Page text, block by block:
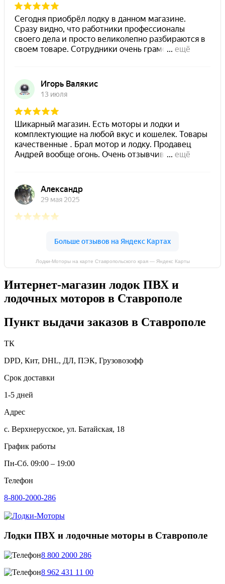
Лодки-Моторы на карте Ставропольского края — Яндекс Карты
Интернет-магазин лодок ПВХ и
лодочных моторов в Ставрополе
Пункт выдачи заказов в Ставрополе
ТК
DPD, Кит, DHL, ДЛ, ПЭК, Грузовозофф
Срок доставки
1-5 дней
Адрес
с. Верхнерусское, ул. Батайская, 18
График работы
Пн-Сб. 09:00 – 19:00
Телефон
8-800-2000-286
Лодки ПВХ и лодочные моторы в Ставрополе
8 800 2000 286
8 962 431 11 00